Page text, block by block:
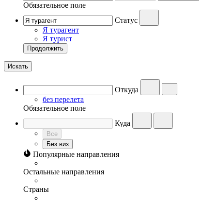
Обязательное поле
Статус
Я турагент
Я турист
Продолжить
Искать
Откуда
без перелета
Обязательное поле
Куда
Все
Без виз
Популярные направления
Остальные направления
Страны